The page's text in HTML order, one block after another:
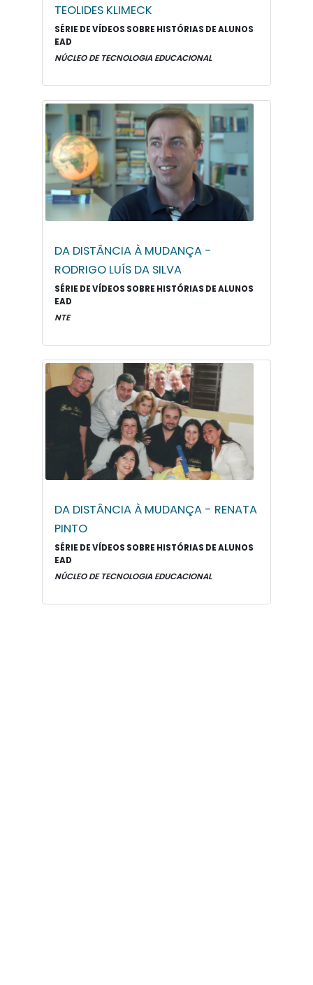
TEOLIDES KLIMECK
SÉRIE DE VÍDEOS SOBRE HISTÓRIAS DE ALUNOS
EAD
NÚCLEO DE TECNOLOGIA EDUCACIONAL
DA DISTÂNCIA À MUDANÇA -
RODRIGO LUÍS DA SILVA
SÉRIE DE VÍDEOS SOBRE HISTÓRIAS DE ALUNOS
EAD
NTE
DA DISTÂNCIA À MUDANÇA - RENATA
PINTO
SÉRIE DE VÍDEOS SOBRE HISTÓRIAS DE ALUNOS
EAD
NÚCLEO DE TECNOLOGIA EDUCACIONAL